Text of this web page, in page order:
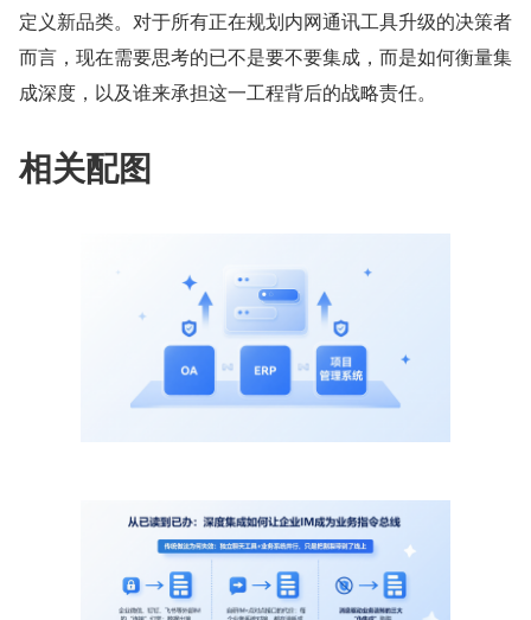
定义新品类。对于所有正在规划内网通讯工具升级的决策者
而言，现在需要思考的已不是要不要集成，而是如何衡量集
成深度，以及谁来承担这一工程背后的战略责任。
相关配图